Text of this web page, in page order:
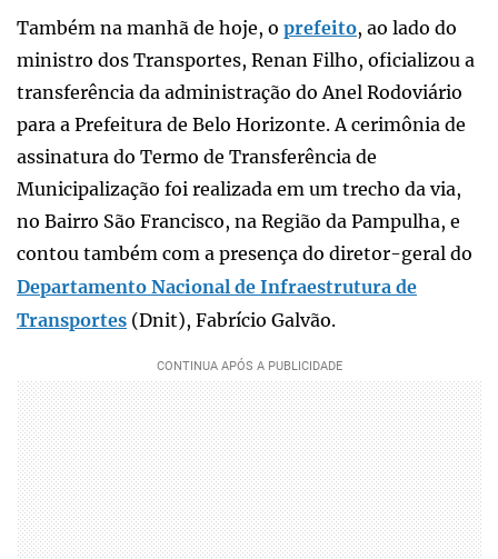
Também na manhã de hoje, o prefeito, ao lado do
ministro dos Transportes, Renan Filho, oficializou a
transferência da administração do Anel Rodoviário
para a Prefeitura de Belo Horizonte. A cerimônia de
assinatura do Termo de Transferência de
Municipalização foi realizada em um trecho da via,
no Bairro São Francisco, na Região da Pampulha, e
contou também com a presença do diretor-geral do
Departamento Nacional de Infraestrutura de
Transportes (Dnit), Fabrício Galvão.